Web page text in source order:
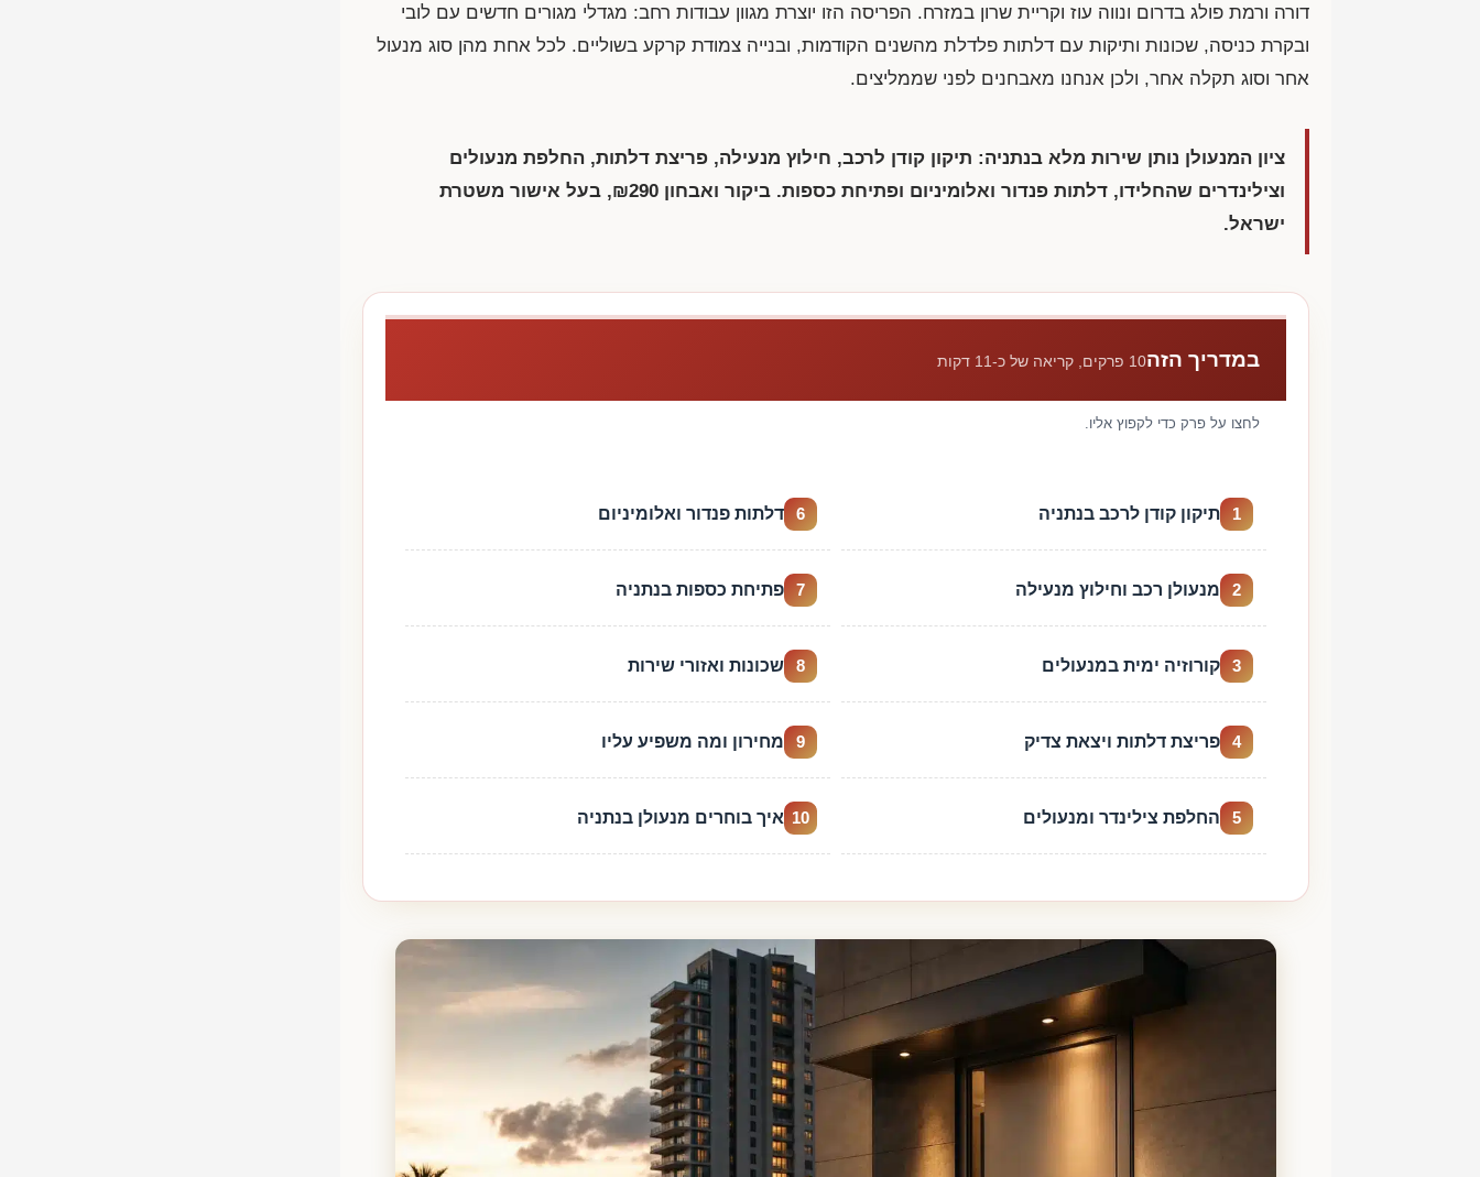
דורה ורמת פולג בדרום ונווה עוז וקריית שרון במזרח. הפריסה הזו יוצרת מגוון עבודות רחב: מגדלי מגורים חדשים עם לובי
ובקרת כניסה, שכונות ותיקות עם דלתות פלדלת מהשנים הקודמות, ובנייה צמודת קרקע בשוליים. לכל אחת מהן סוג מנעול
אחר וסוג תקלה אחר, ולכן אנחנו מאבחנים לפני שממליצים.
ציון המנעולן נותן שירות מלא בנתניה: תיקון קודן לרכב, חילוץ מנעילה, פריצת דלתות, החלפת מנעולים
וצילינדרים שהחלידו, דלתות פנדור ואלומיניום ופתיחת כספות. ביקור ואבחון ₪290, בעל אישור משטרת
ישראל.
במדריך הזה10 פרקים, קריאה של כ-11 דקות
לחצו על פרק כדי לקפוץ אליו.
1 תיקון קודן לרכב בנתניה
2 מנעולן רכב וחילוץ מנעילה
3 קורוזיה ימית במנעולים
4 פריצת דלתות ויצאת צדיק
5 החלפת צילינדר ומנעולים
6 דלתות פנדור ואלומיניום
7 פתיחת כספות בנתניה
8 שכונות ואזורי שירות
9 מחירון ומה משפיע עליו
10 איך בוחרים מנעולן בנתניה